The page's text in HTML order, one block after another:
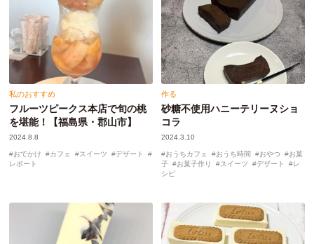
私のおすすめ
フルーツピークス本店で旬の桃
を堪能！【福島県・郡山市】
2024.8.8
おでかけ カフェ スイーツ
デザート
レポート
作る
砂糖不使用ハニーテリーヌショ
コラ
2024.3.10
おうちカフェ おうち時間 おやつ
お菓
子
お菓子作り スイーツ デザート
レ
シピ